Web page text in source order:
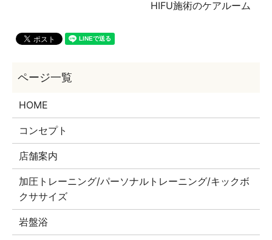
HIFU施術のケアルーム
HOME
コンセプト
店舗案内
加圧トレーニング/パーソナルトレーニング/キックボ
クササイズ
岩盤浴